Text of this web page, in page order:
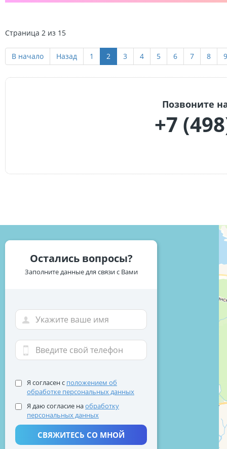
Страница 2 из 15
В начало Назад 1 2 3 4 5 6 7 8 9
Позвоните
+7
Остались вопросы?
Заполните данные для связи с Вами
Я согласен с положением об
обработке персональных данных
Я даю согласие наобработку
персональных данных
СВЯЖИТЕСЬ СО МНОЙ